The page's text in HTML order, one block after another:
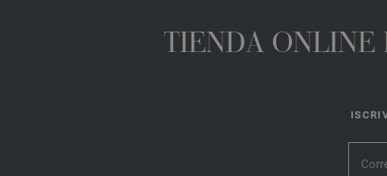
TIENDA ONLINE